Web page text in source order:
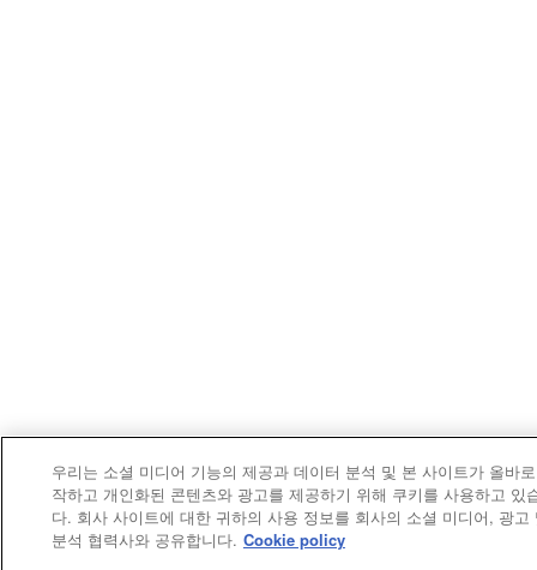
우리는 소셜 미디어 기능의 제공과 데이터 분석 및 본 사이트가 올바
작하고 개인화된 콘텐츠와 광고를 제공하기 위해 쿠키를 사용하고 있
다. 회사 사이트에 대한 귀하의 사용 정보를 회사의 소셜 미디어, 광고
분석 협력사와 공유합니다. Cookie policy